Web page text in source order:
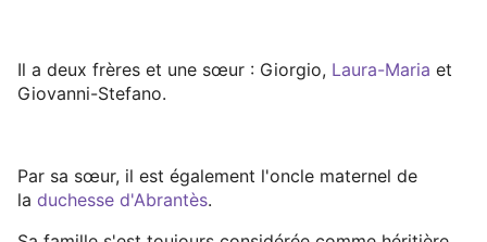
Il a deux frères et une sœur : Giorgio, Laura-Maria et
Giovanni-Stefano.
Par sa sœur, il est également l'oncle maternel de
la duchesse d'Abrantès.